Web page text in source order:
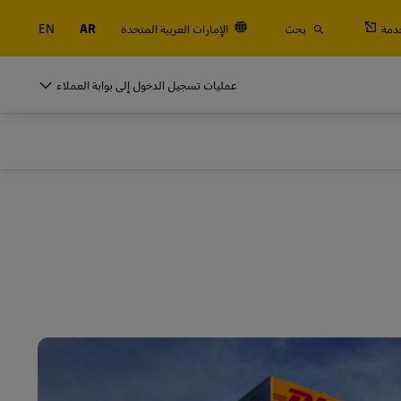
بحث الإمارات العربية المتحدة AR
EN
عمليات تسجيل الدخول إلى بوابة العملاء